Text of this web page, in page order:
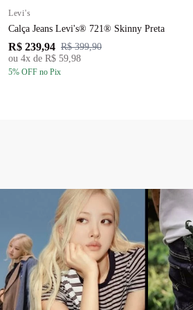
Levi's
Calça Jeans Levi's® 721® Skinny Preta
R$ 239,94 R$ 399,90
ou 4x de R$ 59,98
5% OFF no Pix